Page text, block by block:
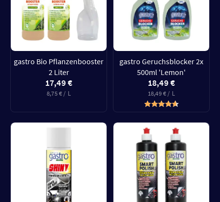
gastro Bio Pflanzenbooster
2 Liter
17,49 €
8,75 € / L
gastro Geruchsblocker 2x
500ml 'Lemon'
18,49 €
18,49 € / L